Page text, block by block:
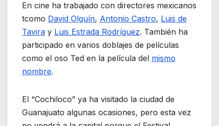
En cine ha trabajado con directores mexicanos
tcomo David Olguín, Antonio Castro, Luis de
Tavira y Luis Estrada Rodríguez. También ha
participado en varios doblajes de películas
como el oso Ted en la película del mismo
nombre.
El “Cochiloco” ya ha visitado la ciudad de
Guanajuato algunas ocasiones, pero esta vez